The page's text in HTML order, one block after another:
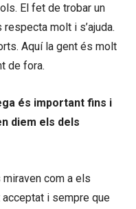
El fet de trobar un
molt i s’ajuda.
Aquí la gent és molt
de fora.
és important fins i
diem els dels
com a els
i sempre que